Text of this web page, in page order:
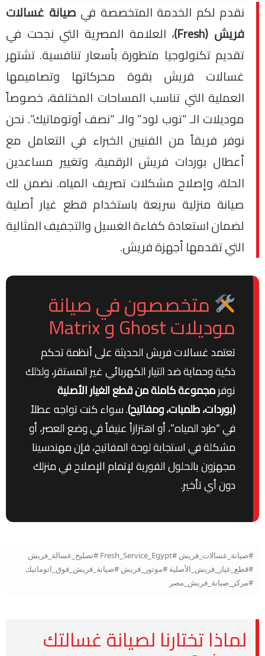
نقدم لكم الخدمة المتخصصة في صيانة غسالات
فريش (Fresh)
، العلامة المصرية التي نجحت في
تقديم تكنولوجيا متطورة بأسعار تنافسية. تشتهر
غسالات فريش بقوة محركاتها وتصاميمها
العملية التي تناسب المساحات المختلفة، خصوصاً
موديلات الـ “توب لود” والـ “نصف أوتوماتيك”. نحن
نوفر فريقاً من الفنيين الخبراء في التعامل مع
أعطال بوردات فريش الرقمية، وتغيير مساعدين
الحلة، وإصلاح مشكلات تصريف المياه. نضمن لك
صيانة منزلية سريعة باستخدام قطع غيار أصلية
لضمان استعادة كفاءة الغسيل والتجفيف المثالية
التي تقدمها أجهزة فريش.
متخصصون في صيانة
موديلات Ghost و Matrix
تعتمد غسالات فريش الحديثة على أنظمة تحكم
ذكية وحماية ضد التيار الكهربائي غير المستقر، ولذلك
نوفرمجموعة كاملة من قطع الغيار الأصلية
(بوردات، طلمبات، ومفاتيح). سواء كنت تواجه عطلاً
في “طرد المياه”، أو اهتزازاً عنيفاً في وضع العصر، أو
مشكلة في استجابة لوحة المفاتيح، فإن مهندسينا
مجهزون بالحلول الفورية لإتمام الإصلاح في منزلك
دون أي تأخير.
#صيانة_غسالات_فريش #Fresh_Service_Egypt #تصليح_غسالة_فريش
#قطع_غيار_فريش_الأصلية #موتور_فريش #صيانة_فريش_فوق_اتوماتيك
#مركز_صيانة_فريش_مصر
لماذا تختارنا لصيانة غسالتك